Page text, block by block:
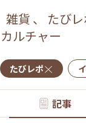
雑貨 、 たび
ルチャー
たびレポ
記事